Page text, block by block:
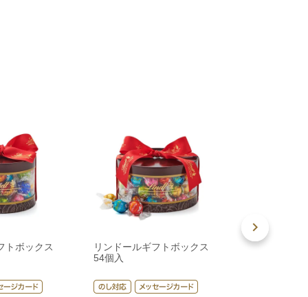
トボックス
リンドールギフトボックス
54個入
リンドール